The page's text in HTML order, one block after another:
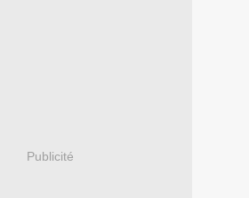
Publicité